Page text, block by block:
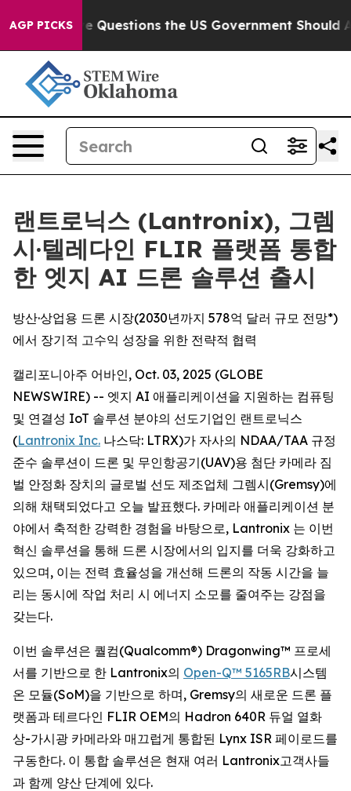
AGP PICKS
Five Questions the US Government Should
랜트로닉스 (Lantronix), 그렘
시·텔레다인 FLIR 플랫폼 통합
한 엣지 AI 드론 솔루션 출시
방산·상업용 드론 시장(2030년까지 578억 달러 규모 전망*)
에서 장기적 고수익 성장을 위한 전략적 협력
캘리포니아주 어바인, Oct. 03, 2025 (GLOBE
NEWSWIRE) -- 엣지 AI 애플리케이션을 지원하는 컴퓨팅
및 연결성 IoT 솔루션 분야의 선도기업인 랜트로닉스
(Lantronix Inc. 나스닥: LTRX)가 자사의 NDAA/TAA 규정
준수 솔루션이 드론 및 무인항공기(UAV)용 첨단 카메라 짐
벌 안정화 장치의 글로벌 선도 제조업체 그렘시(Gremsy)에
의해 채택되었다고 오늘 발표했다. 카메라 애플리케이션 분
야에서 축적한 강력한 경험을 바탕으로, Lantronix 는 이번
혁신 솔루션을 통해 드론 시장에서의 입지를 더욱 강화하고
있으며, 이는 전력 효율성을 개선해 드론의 작동 시간을 늘
리는 동시에 작업 처리 시 에너지 소모를 줄여주는 강점을
갖는다.
이번 솔루션은 퀄컴(Qualcomm®) Dragonwing™ 프로세
서를 기반으로 한 Lantronix의 Open-Q™ 5165RB시스템
온 모듈(SoM)을 기반으로 하며, Gremsy의 새로운 드론 플
랫폼과 테르다인 FLIR OEM의 Hadron 640R 듀얼 열화
상-가시광 카메라와 매끄럽게 통합된 Lynx ISR 페이로드를
구동한다. 이 통합 솔루션은 현재 여러 Lantronix고객사들
과 함께 양산 단계에 있다.